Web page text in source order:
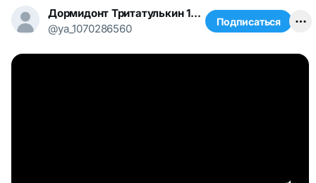
Дормидонт Тритатулькин 1668491367
@ya_1070286560
Подписаться